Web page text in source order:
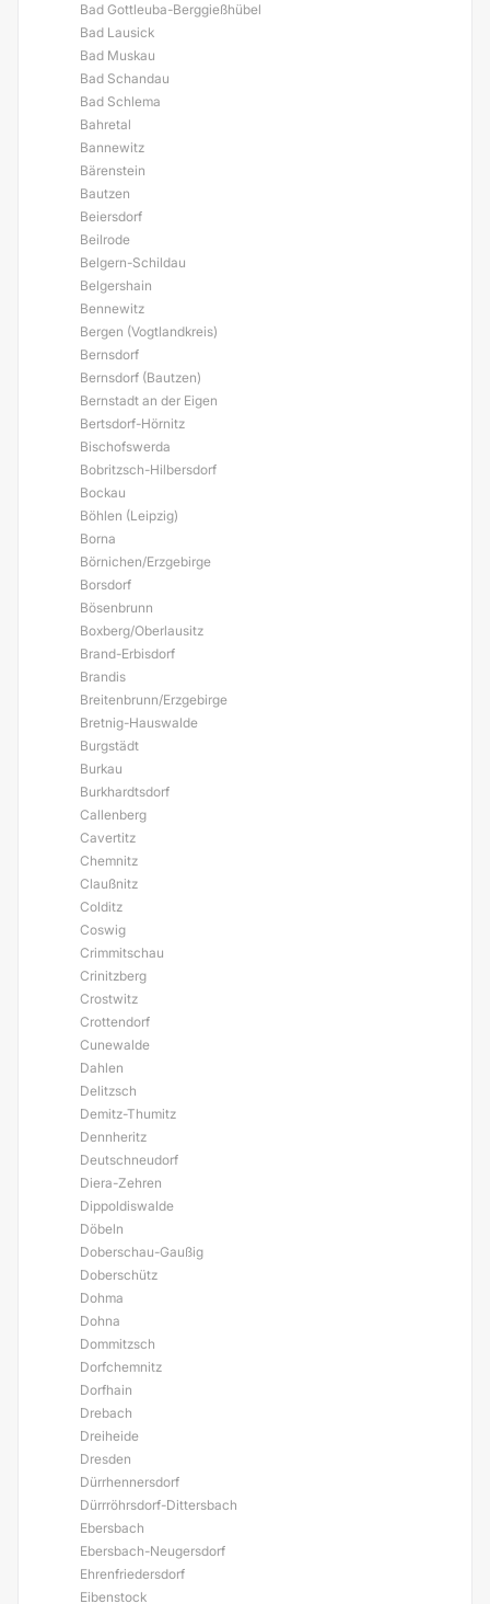
Bad Gottleuba-Berggießhübel
Bad Lausick
Bad Muskau
Bad Schandau
Bad Schlema
Bahretal
Bannewitz
Bärenstein
Bautzen
Beiersdorf
Beilrode
Belgern-Schildau
Belgershain
Bennewitz
Bergen (Vogtlandkreis)
Bernsdorf
Bernsdorf (Bautzen)
Bernstadt an der Eigen
Bertsdorf-Hörnitz
Bischofswerda
Bobritzsch-Hilbersdorf
Bockau
Böhlen (Leipzig)
Borna
Börnichen/Erzgebirge
Borsdorf
Bösenbrunn
Boxberg/Oberlausitz
Brand-Erbisdorf
Brandis
Breitenbrunn/Erzgebirge
Bretnig-Hauswalde
Burgstädt
Burkau
Burkhardtsdorf
Callenberg
Cavertitz
Chemnitz
Claußnitz
Colditz
Coswig
Crimmitschau
Crinitzberg
Crostwitz
Crottendorf
Cunewalde
Dahlen
Delitzsch
Demitz-Thumitz
Dennheritz
Deutschneudorf
Diera-Zehren
Dippoldiswalde
Döbeln
Doberschau-Gaußig
Doberschütz
Dohma
Dohna
Dommitzsch
Dorfchemnitz
Dorfhain
Drebach
Dreiheide
Dresden
Dürrhennersdorf
Dürrröhrsdorf-Dittersbach
Ebersbach
Ebersbach-Neugersdorf
Ehrenfriedersdorf
Eibenstock